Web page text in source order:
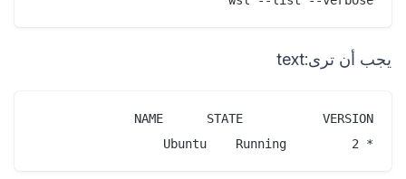
يجب أن ترى:text
* Ubuntu    Running         2